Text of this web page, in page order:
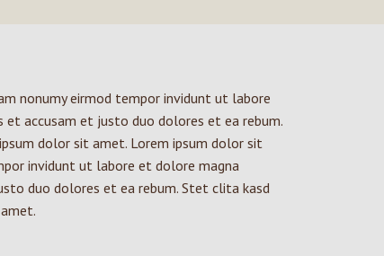
nonumy eirmod tempor invidunt ut labore
accusam et justo duo dolores et ea rebum.
dolor sit amet. Lorem ipsum dolor sit
invidunt ut labore et dolore magna
duo dolores et ea rebum. Stet clita kasd